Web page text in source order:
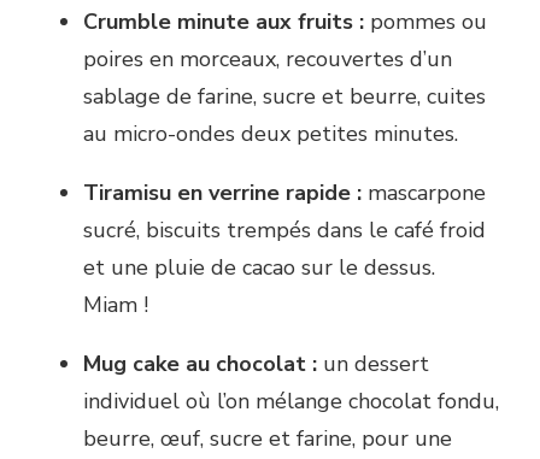
Crumble minute aux fruits : pommes ou
poires en morceaux, recouvertes d’un
sablage de farine, sucre et beurre, cuites
au micro-ondes deux petites minutes.
Tiramisu en verrine rapide : mascarpone
sucré, biscuits trempés dans le café froid
et une pluie de cacao sur le dessus.
Miam !
Mug cake au chocolat : un dessert
individuel où l’on mélange chocolat fondu,
beurre, œuf, sucre et farine, pour une